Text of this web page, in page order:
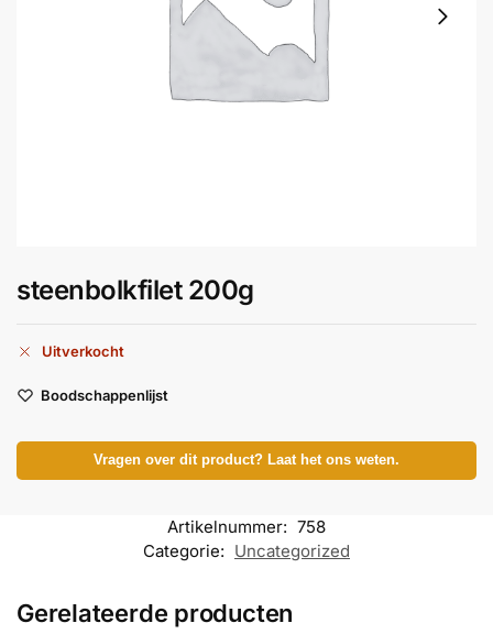
steenbolkfilet 200g
Uitverkocht
Boodschappenlijst
Vragen over dit product? Laat het ons weten.
Artikelnummer: 758
Categorie: Uncategorized
Gerelateerde producten